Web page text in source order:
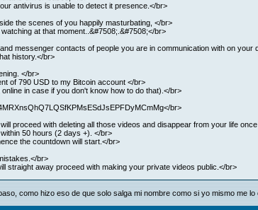
antivirus is unable to detect it presence.</br>
the scenes of you happily masturbating, </br>
at that moment..&#7508;.&#7508;</br>
messenger contacts of people you are in communication with on your
history.</br>
</br>
of 790 USD to my Bitcoin account </br>
in case if you don't know how to do that).</br>
br>
proceed with deleting all those videos and disappear from your life
50 hours (2 days +). </br>
the countdown will start.</br>
br>
straight away proceed with making your private videos public.</br>
como hizo eso de que solo salga mi nombre como si yo mismo me